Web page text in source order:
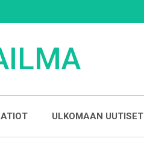
ULKOMAAN UUTISET